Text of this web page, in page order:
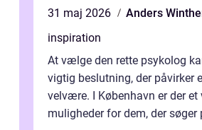
31 maj 2026
Anders
inspiration
At vælge den rette psykolog
vigtig beslutning, der påvirker
velvære. I København er der
muligheder for dem, der søger